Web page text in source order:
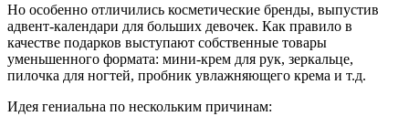
Но особенно отличились косметические бренды, выпустив
адвент-календари для больших девочек. Как правило в
качестве подарков выступают собственные товары
уменьшенного формата: мини-крем для рук, зеркальце,
пилочка для ногтей, пробник увлажняющего крема и т.д.
Идея гениальна по нескольким причинам: